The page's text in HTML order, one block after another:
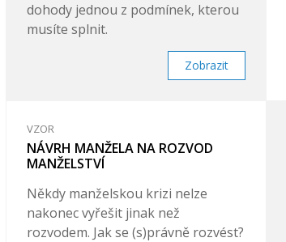
dohody jednou z podmínek, kterou
musíte splnit.
Zobrazit
VZOR
NÁVRH MANŽELA NA ROZVOD
MANŽELSTVÍ
Někdy manželskou krizi nelze
nakonec vyřešit jinak než
rozvodem. Jak se (s)právně rozvést?